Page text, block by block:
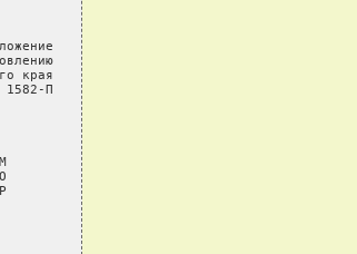
края
1582-П